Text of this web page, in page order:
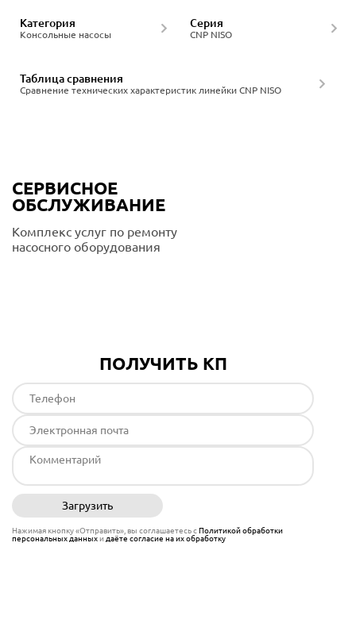
Консольные насосы
Категория
CNP NISO
Серия
Сравнение технических характеристик линейки CNP NISO
Таблица сравнения
СЕРВИСНОЕ
ОБСЛУЖИВАНИЕ
Комплекс услуг по ремонту
насосного оборудования
ПОЛУЧИТЬ КП
Загрузить
Нажимая кнопку «Отправить», вы соглашаетесь сПолитикой обработки
персональных данныхи даёте согласие на их обработку